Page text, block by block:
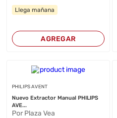
Llega mañana
AGREGAR
PHILIPS AVENT
Nuevo Extractor Manual PHILIPS
AVE...
Por Plaza Vea